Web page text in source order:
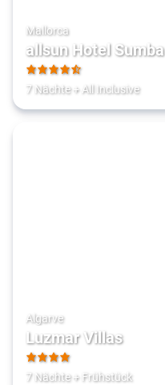
Mallorca
allsun Hotel Sumba
4.5
7 Nächte+ All Inclusive
Algarve
Luzmar Villas
4
7 Nächte+ Frühstück